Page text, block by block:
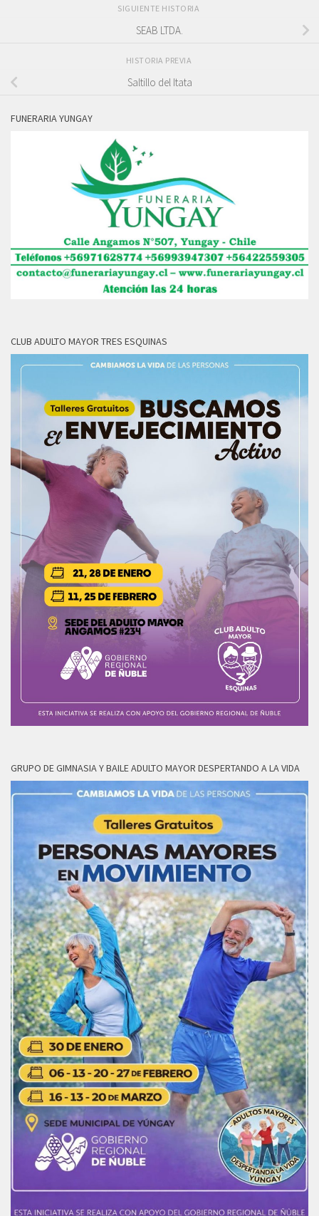
SIGUIENTE HISTORIA
SEAB LTDA.
HISTORIA PREVIA
Saltillo del Itata
FUNERARIA YUNGAY
CLUB ADULTO MAYOR TRES ESQUINAS
GRUPO DE GIMNASIA Y BAILE ADULTO MAYOR DESPERTANDO A LA VIDA